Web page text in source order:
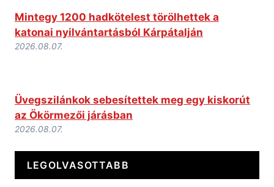
Mintegy 1200 hadkötelest törölhettek a
katonai nyilvántartásból Kárpátalján
2026.08.07.
Üvegszilánkok sebesítettek meg egy kiskorút
az Ökörmezői járásban
2026.08.07.
LEGOLVASOTTABB